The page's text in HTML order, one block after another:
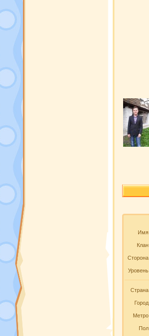
Имя
Клан
Сторона
Уровень
Страна
Город
Метро
Пол